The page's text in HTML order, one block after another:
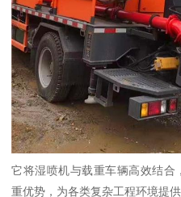
它将湿喷机与载重车辆高效结合
重优势，为各类复杂工程环境提